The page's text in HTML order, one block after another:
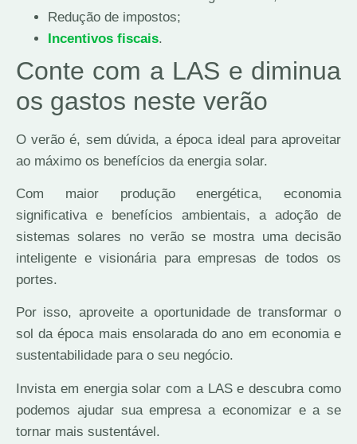
Redução de impostos;
Incentivos fiscais.
Conte com a LAS e diminua
os gastos neste verão
O verão é, sem dúvida, a época ideal para aproveitar
ao máximo os benefícios da energia solar.
Com maior produção energética, economia
significativa e benefícios ambientais, a adoção de
sistemas solares no verão se mostra uma decisão
inteligente e visionária para empresas de todos os
portes.
Por isso, aproveite a oportunidade de transformar o
sol da época mais ensolarada do ano em economia e
sustentabilidade para o seu negócio.
Invista em energia solar com a LAS e descubra como
podemos ajudar sua empresa a economizar e a se
tornar mais sustentável.